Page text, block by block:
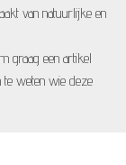
van natuurlijke en
graag een artikel
weten wie deze